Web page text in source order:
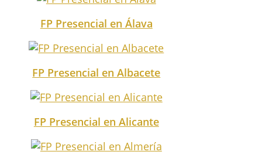
FP Presencial en Álava
FP Presencial en Albacete
FP Presencial en Alicante